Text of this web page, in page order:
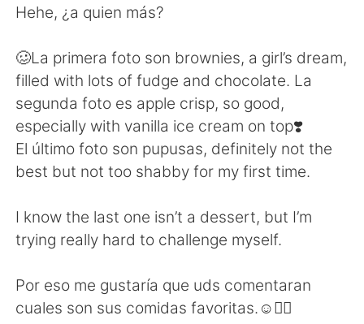
English
繁體中文 Español
العربية Français
Deutsch 日本語
ไทย Italiano
Português
Hehe, ¿a quien más?
🥴La primera foto son brownies, a girl’s dream,
filled with lots of fudge and chocolate. La
segunda foto es apple crisp, so good,
especially with vanilla ice cream on top❣️
El último foto son pupusas, definitely not the
best but not too shabby for my first time.
I know the last one isn’t a dessert, but I’m
trying really hard to challenge myself.
Por eso me gustaría que uds comentaran
cuales son sus comidas favoritas.☺️👇🏼